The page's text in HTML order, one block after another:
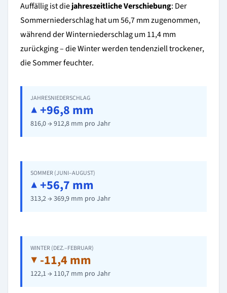
Auffällig ist diejahreszeitliche Verschiebung: Der
Sommerniederschlag hat um 56,7 mm zugenommen,
während der Winterniederschlag um 11,4 mm
zurückging – die Winter werden tendenziell trockener,
die Sommer feuchter.
JAHRESNIEDERSCHLAG
▲ +96,8 mm
816,0 → 912,8 mm pro Jahr
SOMMER (JUNI–AUGUST)
▲ +56,7 mm
313,2 → 369,9 mm pro Jahr
WINTER (DEZ.–FEBRUAR)
▼ -11,4 mm
122,1 → 110,7 mm pro Jahr